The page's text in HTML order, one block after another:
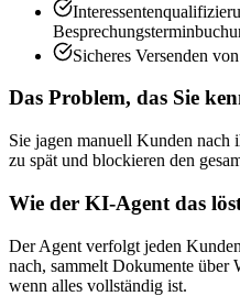
Sicheres Versenden
Das Problem, das Sie
Sie jagen manuell Kunden nach
zu spät und blockieren den
Wie der KI-Agent das
Der Agent verfolgt jeden
nach, sammelt Dokumente über
wenn alles vollständig ist.